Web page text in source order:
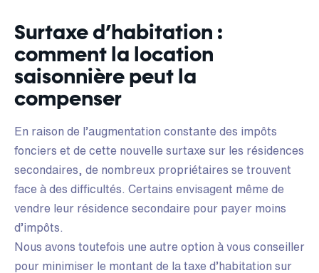
Surtaxe d’habitation :
comment la location
saisonnière peut la
compenser
En raison de l’augmentation constante des impôts
fonciers et de cette nouvelle surtaxe sur les résidences
secondaires, de nombreux propriétaires se trouvent
face à des difficultés. Certains envisagent même de
vendre leur résidence secondaire pour payer moins
d’impôts.
Nous avons toutefois une autre option à vous conseiller
pour minimiser le montant de la taxe d’habitation sur